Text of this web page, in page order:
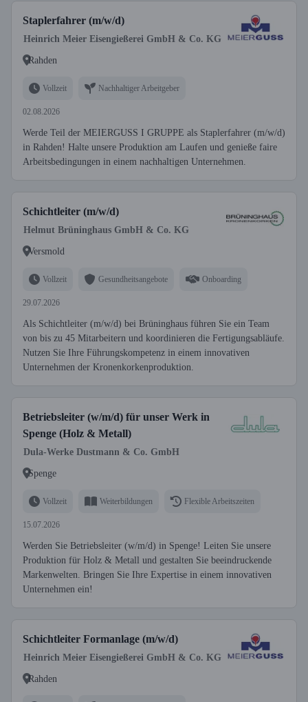
Staplerfahrer (m/w/d)
Heinrich Meier Eisengießerei GmbH & Co. KG
Rahden
Vollzeit Nachhaltiger Arbeitgeber
02.08.2026
Werde Teil der MEIERGUSS I GRUPPE als Staplerfahrer (m/w/d)
in Rahden! Halte unsere Produktion am Laufen und genieße faire
Arbeitsbedingungen in einem nachhaltigen Unternehmen.
Schichtleiter (m/w/d)
Helmut Brüninghaus GmbH & Co. KG
Versmold
Vollzeit Gesundheitsangebote Onboarding
29.07.2026
Als Schichtleiter (m/w/d) bei Brüninghaus führen Sie ein Team
von bis zu 45 Mitarbeitern und koordinieren die Fertigungsabläufe.
Nutzen Sie Ihre Führungskompetenz in einem innovativen
Unternehmen der Kronenkorkenproduktion.
Betriebsleiter (w/m/d) für unser Werk in
Spenge (Holz & Metall)
Dula-Werke Dustmann & Co. GmbH
Spenge
Vollzeit Weiterbildungen Flexible Arbeitszeiten
15.07.2026
Werden Sie Betriebsleiter (w/m/d) in Spenge! Leiten Sie unsere
Produktion für Holz & Metall und gestalten Sie beeindruckende
Markenwelten. Bringen Sie Ihre Expertise in einem innovativen
Unternehmen ein!
Schichtleiter Formanlage (m/w/d)
Heinrich Meier Eisengießerei GmbH & Co. KG
Rahden